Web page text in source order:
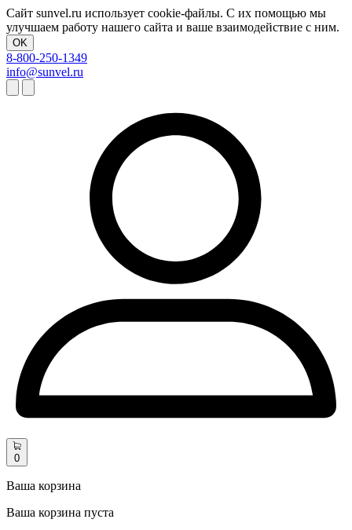
Сайт sunvel.ru использует cookie-файлы. С их помощью мы
улучшаем работу нашего сайта и ваше взаимодействие с ним.
OK
8-800-250-1349
info@sunvel.ru
0
Ваша корзина
Ваша корзина пуста